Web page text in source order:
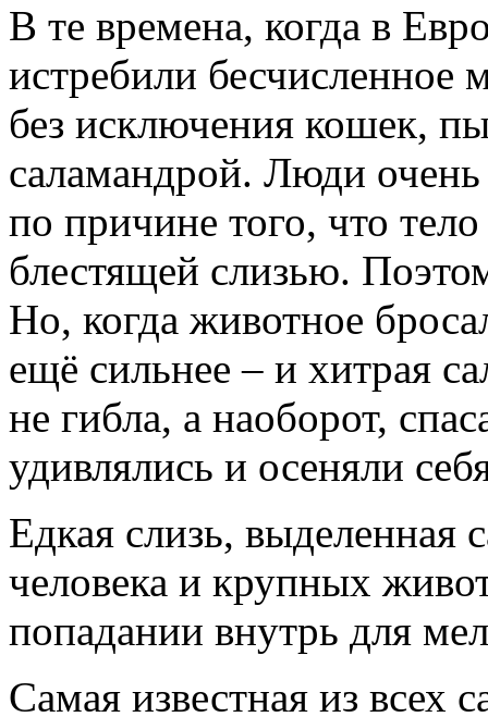
В те времена, когда в
истребили бесчисленное
без исключения кошек,
саламандрой. Люди очень
по причине того, что
блестящей слизью.
Но, когда животное
ещё сильнее – и хитрая
не гибла, а наоборот,
удивлялись и осеняли
Едкая слизь, выделенная
человека и крупных
попадании внутрь для
Самая известная из всех